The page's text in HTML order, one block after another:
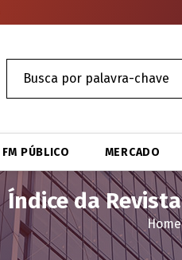
FM PÚBLICO MERCADO
Índice da
Home